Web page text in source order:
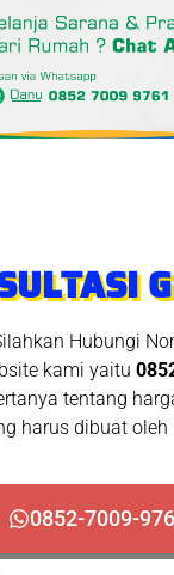
Hubungi
kami yaitu
tentang
harus dibuat oleh
0852-7009-